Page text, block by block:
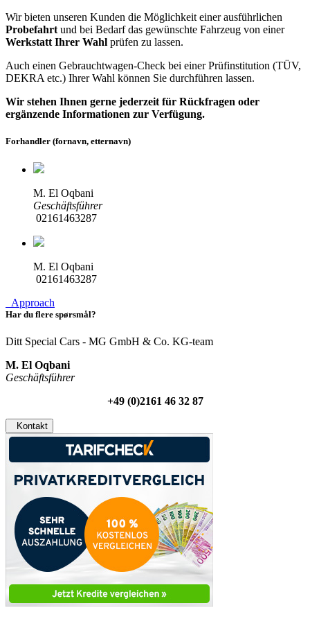
Wir bieten unseren Kunden die Möglichkeit einer ausführlichen
Probefahrt und bei Bedarf das gewünschte Fahrzeug von einer
Werkstatt Ihrer Wahl prüfen zu lassen.
Auch einen Gebrauchtwagen-Check bei einer Prüfinstitution (TÜV,
DEKRA etc.) Ihrer Wahl können Sie durchführen lassen.
Wir stehen Ihnen gerne jederzeit für Rückfragen oder
ergänzende Informationen zur Verfügung.
Forhandler (fornavn, etternavn)
M. El Oqbani
Geschäftsführer
02161463287
M. El Oqbani
02161463287
Approach
Har du flere spørsmål?
Ditt Special Cars - MG GmbH & Co. KG-team
M. El Oqbani
Geschäftsführer
+49 (0)2161 46 32 87
Kontakt